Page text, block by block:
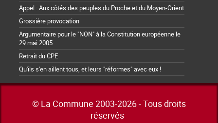
Appel : Aux côtés des peuples du Proche et du Moyen-Orient
Grossière provocation
Argumentaire pour le "NON" à la Constitution européenne le
29 mai 2005
Retrait du CPE
Qu'ils s'en aillent tous, et leurs "réformes" avec eux !
© La Commune 2003-2026 - Tous droits
réservés